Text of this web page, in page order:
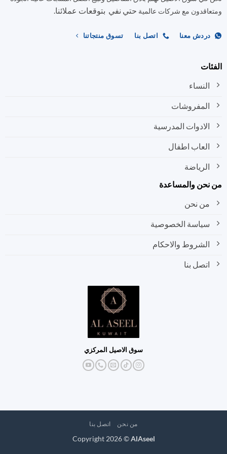
اختيار
على
اختيار
مع شركات عالميةحتي نفي بتوقعات عملائنا.
دردش معنا اتصل بنا تسوق منتجاتنا
النساء
المفروشات
الادوات المدرسية
العاب اطفال
الرياضة
والمساعدة
من نحن
سياسة الخصوصية
الشروط والاحكام
اتصل بنا
سوق الاصيل المركزي
من نحن اتصل بنا
Copyright 2026 ©AlAseel